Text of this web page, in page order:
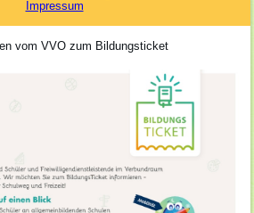
Impressum
vom VVO zum Bildungsticket